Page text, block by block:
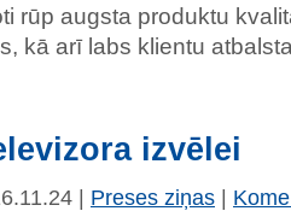
rūp augsta produktu
kā arī labs klientu
izvēlei
| Preses ziņas |